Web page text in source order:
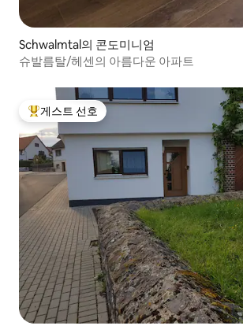
Schwalmtal의 콘도미니엄
슈발름탈/헤센의 아름다운 아파트
상위 게스트 선호
게스트 선호